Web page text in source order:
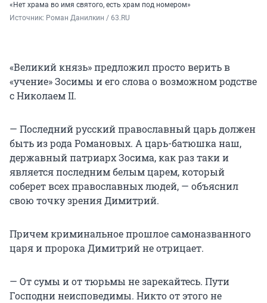
«Нет храма во имя святого, есть храм под номером»
Источник: Роман Данилкин / 63.RU
«Великий князь» предложил просто верить в
«учение» Зосимы и его слова о возможном родстве
с Николаем II.
— Последний русский православный царь должен
быть из рода Романовых. А царь-батюшка наш,
державный патриарх Зосима, как раз таки и
является последним белым царем, который
соберет всех православных людей, — объяснил
свою точку зрения Димитрий.
Причем криминальное прошлое самоназванного
царя и пророка Димитрий не отрицает.
— От сумы и от тюрьмы не зарекайтесь. Пути
Господни неисповедимы. Никто от этого не